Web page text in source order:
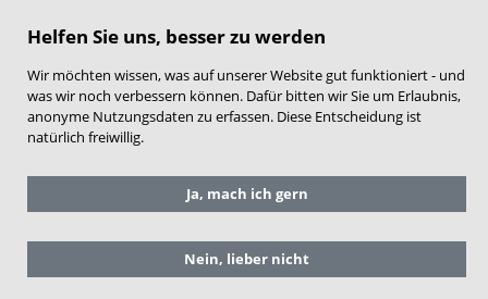
Helfen Sie uns, besser zu werden
Wir möchten wissen, was auf unserer Website gut funktioniert - und
was wir noch verbessern können. Dafür bitten wir Sie um Erlaubnis,
anonyme Nutzungsdaten zu erfassen. Diese Entscheidung ist
natürlich freiwillig.
Ja, mach ich gern
Nein, lieber nicht
Sie befinden sich hier: Service
Arbeitshilfen für die Praxis
Inhalte und Aufbau